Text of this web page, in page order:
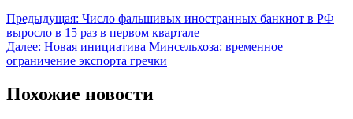
Предыдущая: Число фальшивых иностранных банкнот в РФ
выросло в 15 раз в первом квартале
Далее: Новая инициатива Минсельхоза: временное
ограничение экспорта гречки
Похожие новости